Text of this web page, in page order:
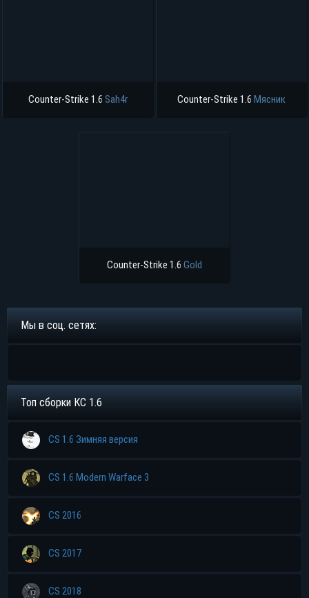
Counter-Strike 1.6 Sah4r Counter-Strike 1.6 Мясник
Counter-Strike 1.6 Gold
Мы в соц. сетях:
Топ сборки КС 1.6
CS 1.6 Зимняя версия
CS 1.6 Modern Warface 3
CS 2016
CS 2017
CS 2018